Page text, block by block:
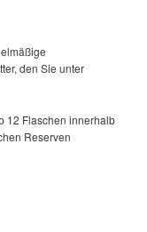
den Sie unter
12 Flaschen innerhalb
Reserven